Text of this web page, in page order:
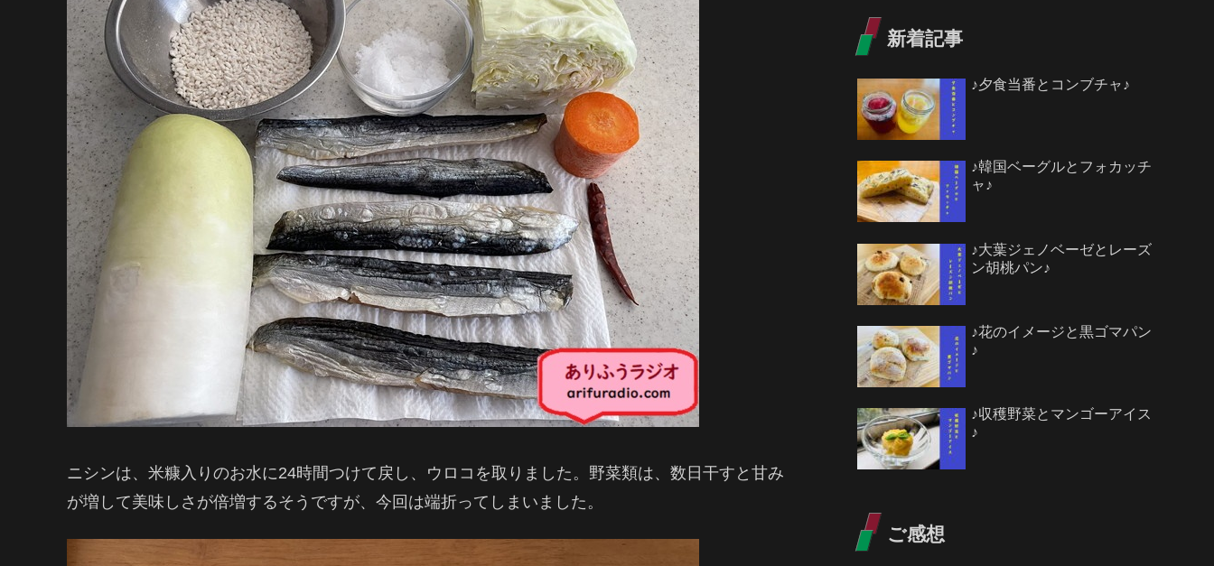
ニシンは、米糠入りのお水に24時間つけて戻し、ウロコを取りました。野菜類は、数日干すと甘み
が増して美味しさが倍増するそうですが、今回は端折ってしまいました。
新着記事
♪夕食当番とコンブチャ♪
♪韓国ベーグルとフォカッチ
ャ♪
♪大葉ジェノベーゼとレーズ
ン胡桃パン♪
♪花のイメージと黒ゴマパン
♪
♪収穫野菜とマンゴーアイス
♪
ご感想